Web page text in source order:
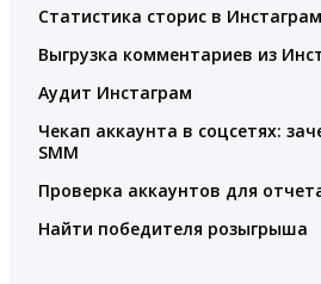
Статистика сторис в Инстаграм
Выгрузка комментариев из
Аудит Инстаграм
Чекап аккаунта в соцсетях:
SMM
Проверка аккаунтов для
Найти победителя розыгрыша